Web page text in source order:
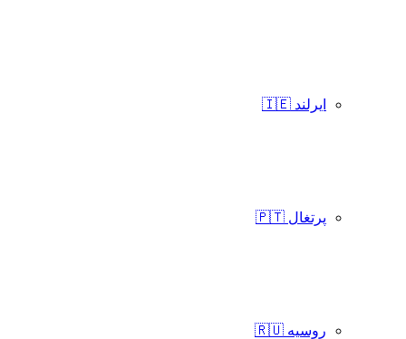
ایرلند 🇮🇪
پرتغال 🇵🇹
روسیه 🇷🇺